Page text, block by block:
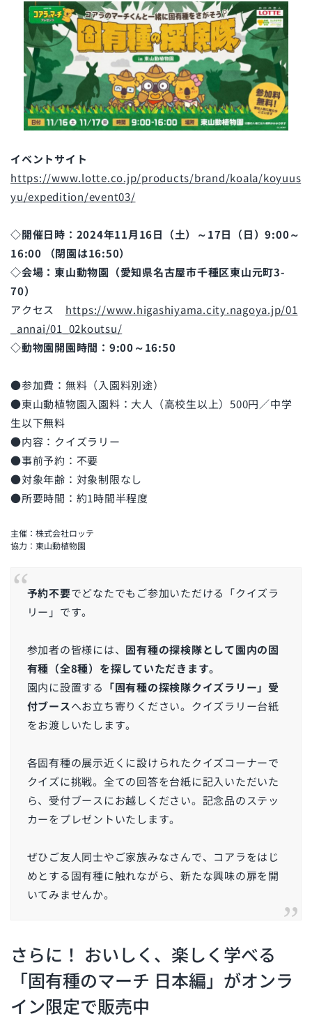
イベントサイト
https://www.lotte.co.jp/products/brand/koala/koyuus
yu/expedition/event03/
◇開催日時：2024年11月16日（土）～17日（日）9:00～
16:00 （閉園は16:50）
◇会場：東山動物園（愛知県名古屋市千種区東山元町3-
70）
アクセス https://www.higashiyama.city.nagoya.jp/01
_annai/01_02koutsu/
◇動物園開園時間：9:00～16:50
●参加費：無料（入園料別途）
●東山動植物園入園料：大人（高校生以上）500円／中学
生以下無料
●内容：クイズラリー
●事前予約：不要
●対象年齢：対象制限なし
●所要時間：約1時間半程度
主催：株式会社ロッテ
協力：東山動植物園
予約不要でどなたでもご参加いただける「クイズラ
リー」です。
参加者の皆様には、 固有種の探検隊として園内の固
有種（全8種）を探していただきます。
園内に設置する 「固有種の探検隊クイズラリー」受
付ブースへお立ち寄りください。クイズラリー台紙
をお渡しいたします。
各固有種の展示近くに設けられたクイズコーナーで
クイズに挑戦。全ての回答を台紙に記入いただいた
ら、受付ブースにお越しください。記念品のステッ
カーをプレゼントいたします。
ぜひご友人同士やご家族みなさんで、コアラをはじ
めとする固有種に触れながら、新たな興味の扉を開
いてみませんか。
さらに！ おいしく、楽しく学べる
「固有種のマーチ 日本編」がオンラ
イン限定で販売中